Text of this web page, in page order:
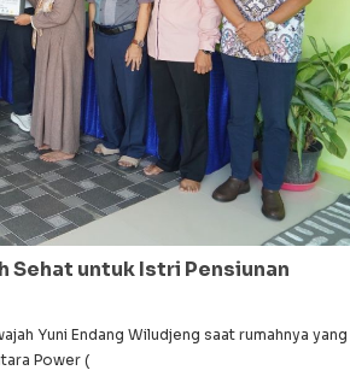
Sehat untuk Istri Pensiunan
Yuni Endang Wiludjeng saat rumahnya yang
Power (